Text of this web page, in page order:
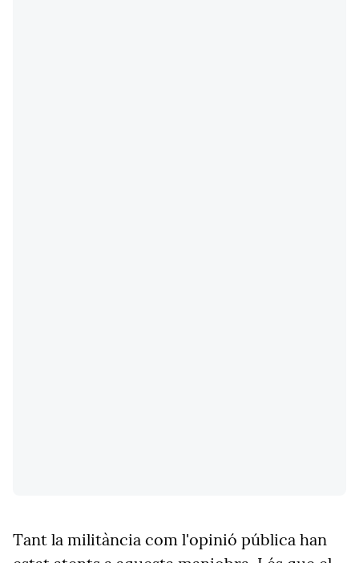
Tant la militància com l'opinió pública han